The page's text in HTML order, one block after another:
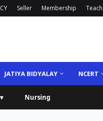
Seller Membership
JATIYA BIDYALAY NCERT
Nursing